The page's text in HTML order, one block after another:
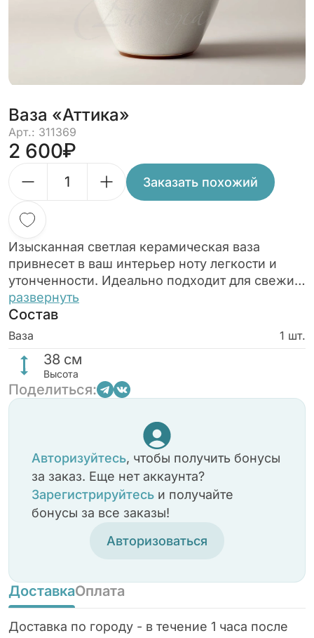
Ваза «Аттика»
Арт.: 311369
2 600
Заказать похожий
Изысканная светлая керамическая ваза
привнесет в ваш интерьер ноту легкости и
утонченности. Идеально подходит для свежих
цветов и сухоцветов, становясь элегантным
акцентом в любой комнате.
развернуть
Состав
Ваза 1 шт.
38 см
Высота
Поделиться:
Авторизуйтесь, чтобы получить бонусы
за заказ. Еще нет аккаунта?
Зарегистрируйтесь и получайте
бонусы за все заказы!
Авторизоваться
ДоставкаОплата
Доставка по городу - в течение 1 часа после